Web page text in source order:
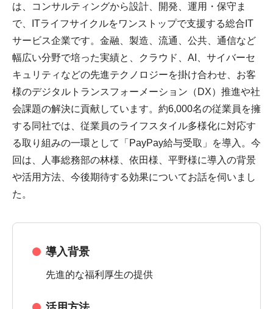
は、コンサルティングから設計、開発、運用・保守ま
で、ITライフサイクルをワンストップで支援する総合IT
サービス企業です。金融、製造、流通、公共、通信など
幅広い分野で培った実績と、クラウド、AI、サイバーセ
キュリティなどの先進テクノロジーを掛け合わせ、お客
様のデジタルトランスフォーメーション（DX）推進や社
会課題の解決に貢献しています。約6,000名の従業員を擁
する同社では、従業員のライフスタイル多様化に対応す
る取り組みの一環として「PayPay給与受取」を導入。今
回は、人事総務部の林様、依田様、平野様に導入の背景
や活用方法、今後期待する効果についてお話を伺いまし
た。
導入背景
先進的な福利厚生の提供